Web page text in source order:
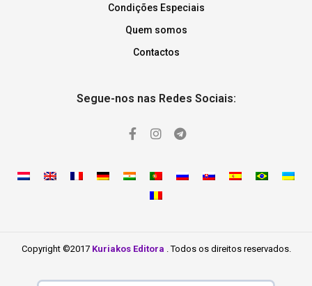
Condições Especiais
Quem somos
Contactos
Segue-nos nas Redes Sociais:
Copyright ©2017 Kuriakos Editora . Todos os direitos reservados.